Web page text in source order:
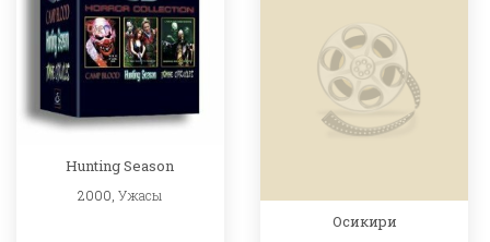
Hunting Season
2000,Ужасы
Осикири